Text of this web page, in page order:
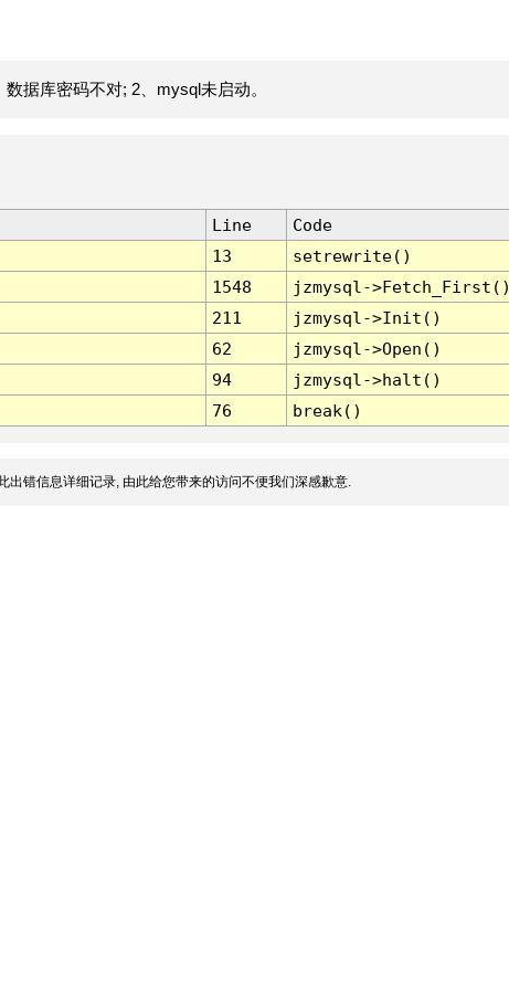
据库密码不对; 2、mysql未启动。
Line
Code
13
setrewrite()
1548
jzmysql-
211
jzmysql->Init()
62
jzmysql->Open()
94
jzmysql->halt()
76 break()
出错信息详细记录, 由此给您带来的访问不便我们深感歉意.